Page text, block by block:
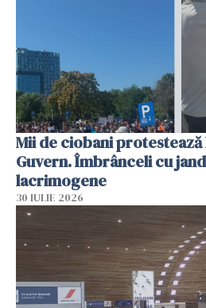
Mii de ciobani protestează
Guvern. Îmbrânceli cu
lacrimogene
30 IULIE 2026